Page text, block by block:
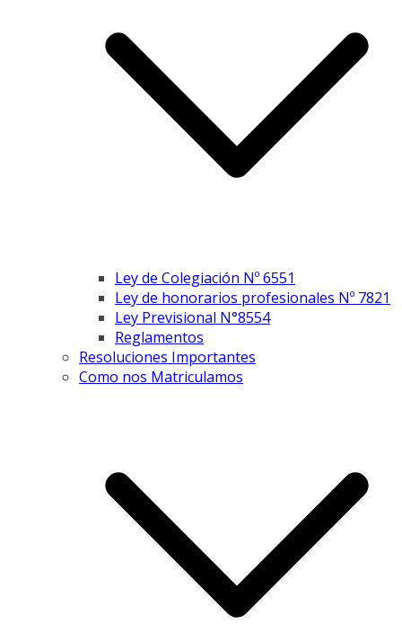
Ley de Colegiación Nº 6551
Ley de honorarios profesionales Nº 7821
Ley Previsional N°8554
Reglamentos
Resoluciones Importantes
Como nos Matriculamos